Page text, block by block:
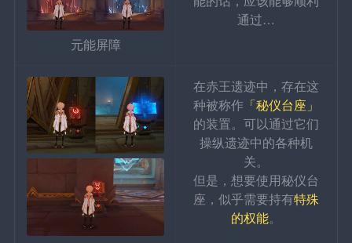
元能屏障
通过…
在赤王遗迹中，存在这
种被称作「秘仪台座」
的装置。可以通过它们
操纵遗迹中的各种机
关。
但是，想要使用秘仪台
座，似乎需要持有特殊
的权能。